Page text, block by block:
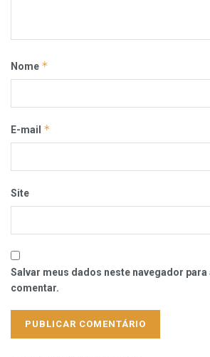
Nome *
E-mail *
Site
Salvar meus dados neste navegador para
comentar.